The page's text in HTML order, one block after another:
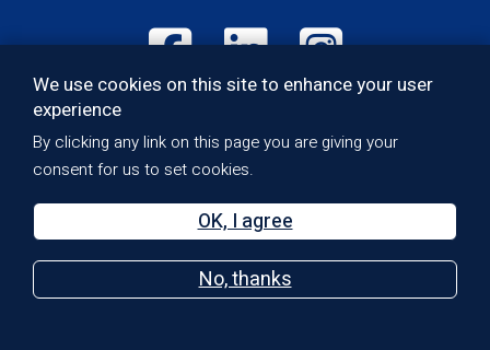
We use cookies on this site to enhance your user
experience
By clicking any link on this page you are giving your
consent for us to set cookies.
OK, I agree
No, thanks
Social
Media
Footer:
Bottom
Politique de qualité
Politique de confidentialité
Accessibilité
Terms of Use
Sitemap